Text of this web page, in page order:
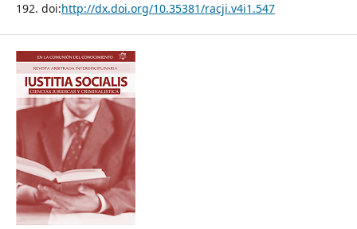
192. doi:http://dx.doi.org/10.35381/racji.v4i1.547